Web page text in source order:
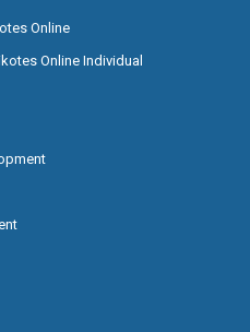
Online
Online Individual